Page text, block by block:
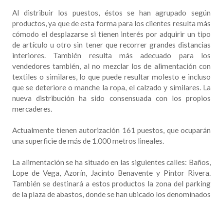
Al distribuir los puestos, éstos se han agrupado según
productos, ya que de esta forma para los clientes resulta más
cómodo el desplazarse si tienen interés por adquirir un tipo
de artículo u otro sin tener que recorrer grandes distancias
interiores. También resulta más adecuado para los
vendedores también, al no mezclar los de alimentación con
textiles o similares, lo que puede resultar molesto e incluso
que se deteriore o manche la ropa, el calzado y similares. La
nueva distribución ha sido consensuada con los propios
mercaderes.
Actualmente tienen autorización 161 puestos, que ocuparán
una superficie de más de 1.000 metros lineales.
La alimentación se ha situado en las siguientes calles: Baños,
Lope de Vega, Azorín, Jacinto Benavente y Pintor Rivera.
También se destinará a estos productos la zona del parking
de la plaza de abastos, donde se han ubicado los denominados